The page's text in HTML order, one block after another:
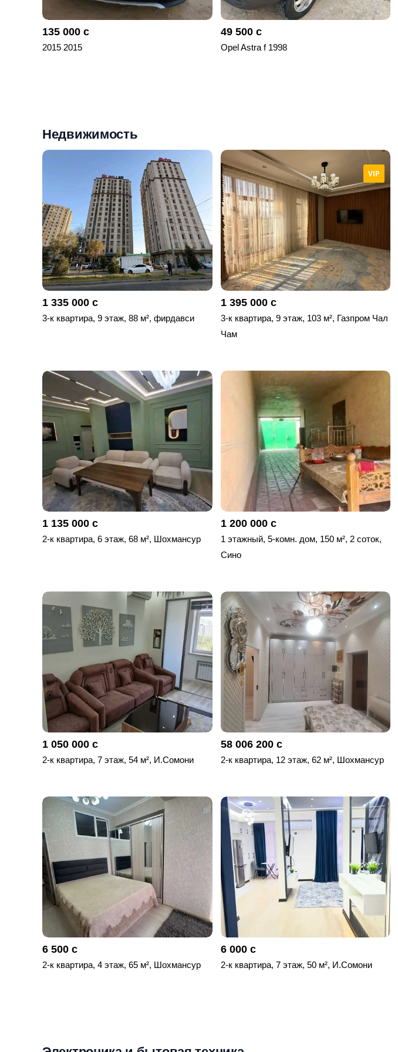
135 000 с
2015 2015
49 500 с
Opel Astra f 1998
Недвижимость
1 335 000 с
3-к квартира, 9 этаж, 88 м², фирдавси
VIP
1 395 000 с
3-к квартира, 9 этаж, 103 м², Газпром Чал
Чам
1 135 000 с
2-к квартира, 6 этаж, 68 м², Шохмансур
1 200 000 с
1 этажный, 5-комн. дом, 150 м², 2 соток,
Сино
1 050 000 с
2-к квартира, 7 этаж, 54 м², И.Сомони
58 006 200 с
2-к квартира, 12 этаж, 62 м², Шохмансур
6 500 с
2-к квартира, 4 этаж, 65 м², Шохмансур
6 000 с
2-к квартира, 7 этаж, 50 м², И.Сомони